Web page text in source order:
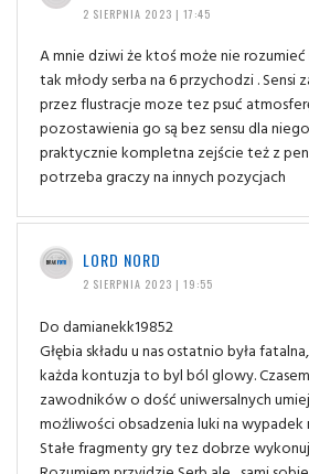
2 SIERPNIA 2023 | 17:45
A mnie dziwi że ktoś może nie rozumieć
tak młody serba na 6 przychodzi . Sensi
przez flustracje moze tez psuć
pozostawienia go są bez sensu dla
praktycznie kompletna zejście też z
potrzeba graczy na innych pozycjach
LORD NORD
2 SIERPNIA 2023 | 19:55
Do damianekk19852
Głębia składu u nas ostatnio była
każda kontuzja to byl ból glowy.
zawodników o dość uniwersalnych
możliwości obsadzenia luki na wypadek
Stałe fragmenty gry tez dobrze